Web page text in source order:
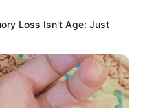
Lo​ss Isn't Age: Just